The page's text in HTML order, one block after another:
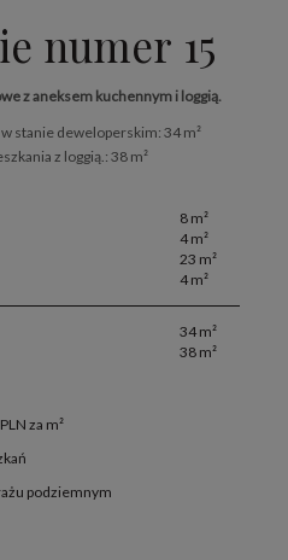
numer 15
z aneksem kuchennym i loggią.
stanie deweloperskim: 34 m²
z loggią.: 38 m²
8 m²
4 m²
23 m²
4 m²
34 m²
38 m²
za m²
podziemnym